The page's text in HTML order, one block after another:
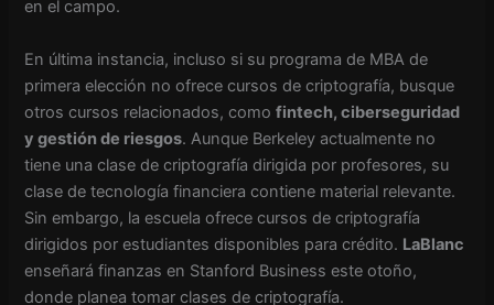
en el campo.
En última instancia, incluso si su programa de MBA de
primera elección no ofrece cursos de criptografía, busque
otros cursos relacionados, comofintech, ciberseguridad
y gestión de riesgos. Aunque Berkeley actualmente no
tiene una clase de criptografía dirigida por profesores, su
clase de tecnología financiera contiene material relevante.
Sin embargo, la escuela ofrece cursos de criptografía
dirigidos por estudiantes disponibles para crédito. LaBlanc
enseñará finanzas en Stanford Business este otoño,
donde planea tomar clases de criptografía.